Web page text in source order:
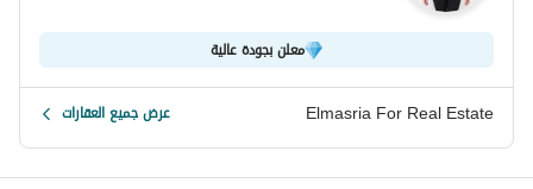
معلن بجودة عالية
Elmasria For Real Estate عرض جميع العقارات